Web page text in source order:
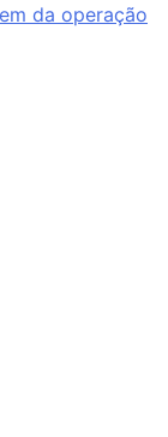
da operação